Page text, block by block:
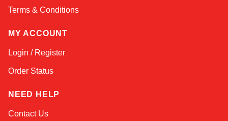
Terms & Conditions
MY ACCOUNT
Login / Register
Order Status
NEED HELP
Contact Us